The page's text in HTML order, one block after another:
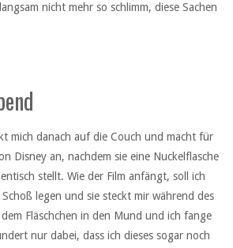
nicht mehr so schlimm, diese Sachen
mich danach auf die Couch und macht für
Disney an, nachdem sie eine Nuckelflasche
stellt. Wie der Film anfängt, soll ich
legen und sie steckt mir während des
Fläschchen in den Mund und ich fange
nur dabei, dass ich dieses sogar noch